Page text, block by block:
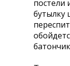
постели
бутылку